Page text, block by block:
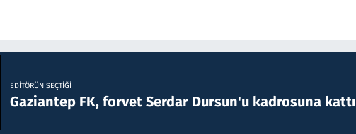
EDITÖRÜN SEÇTIĞI
Gaziantep FK, forvet Serdar Dursun'u kadrosuna kattı